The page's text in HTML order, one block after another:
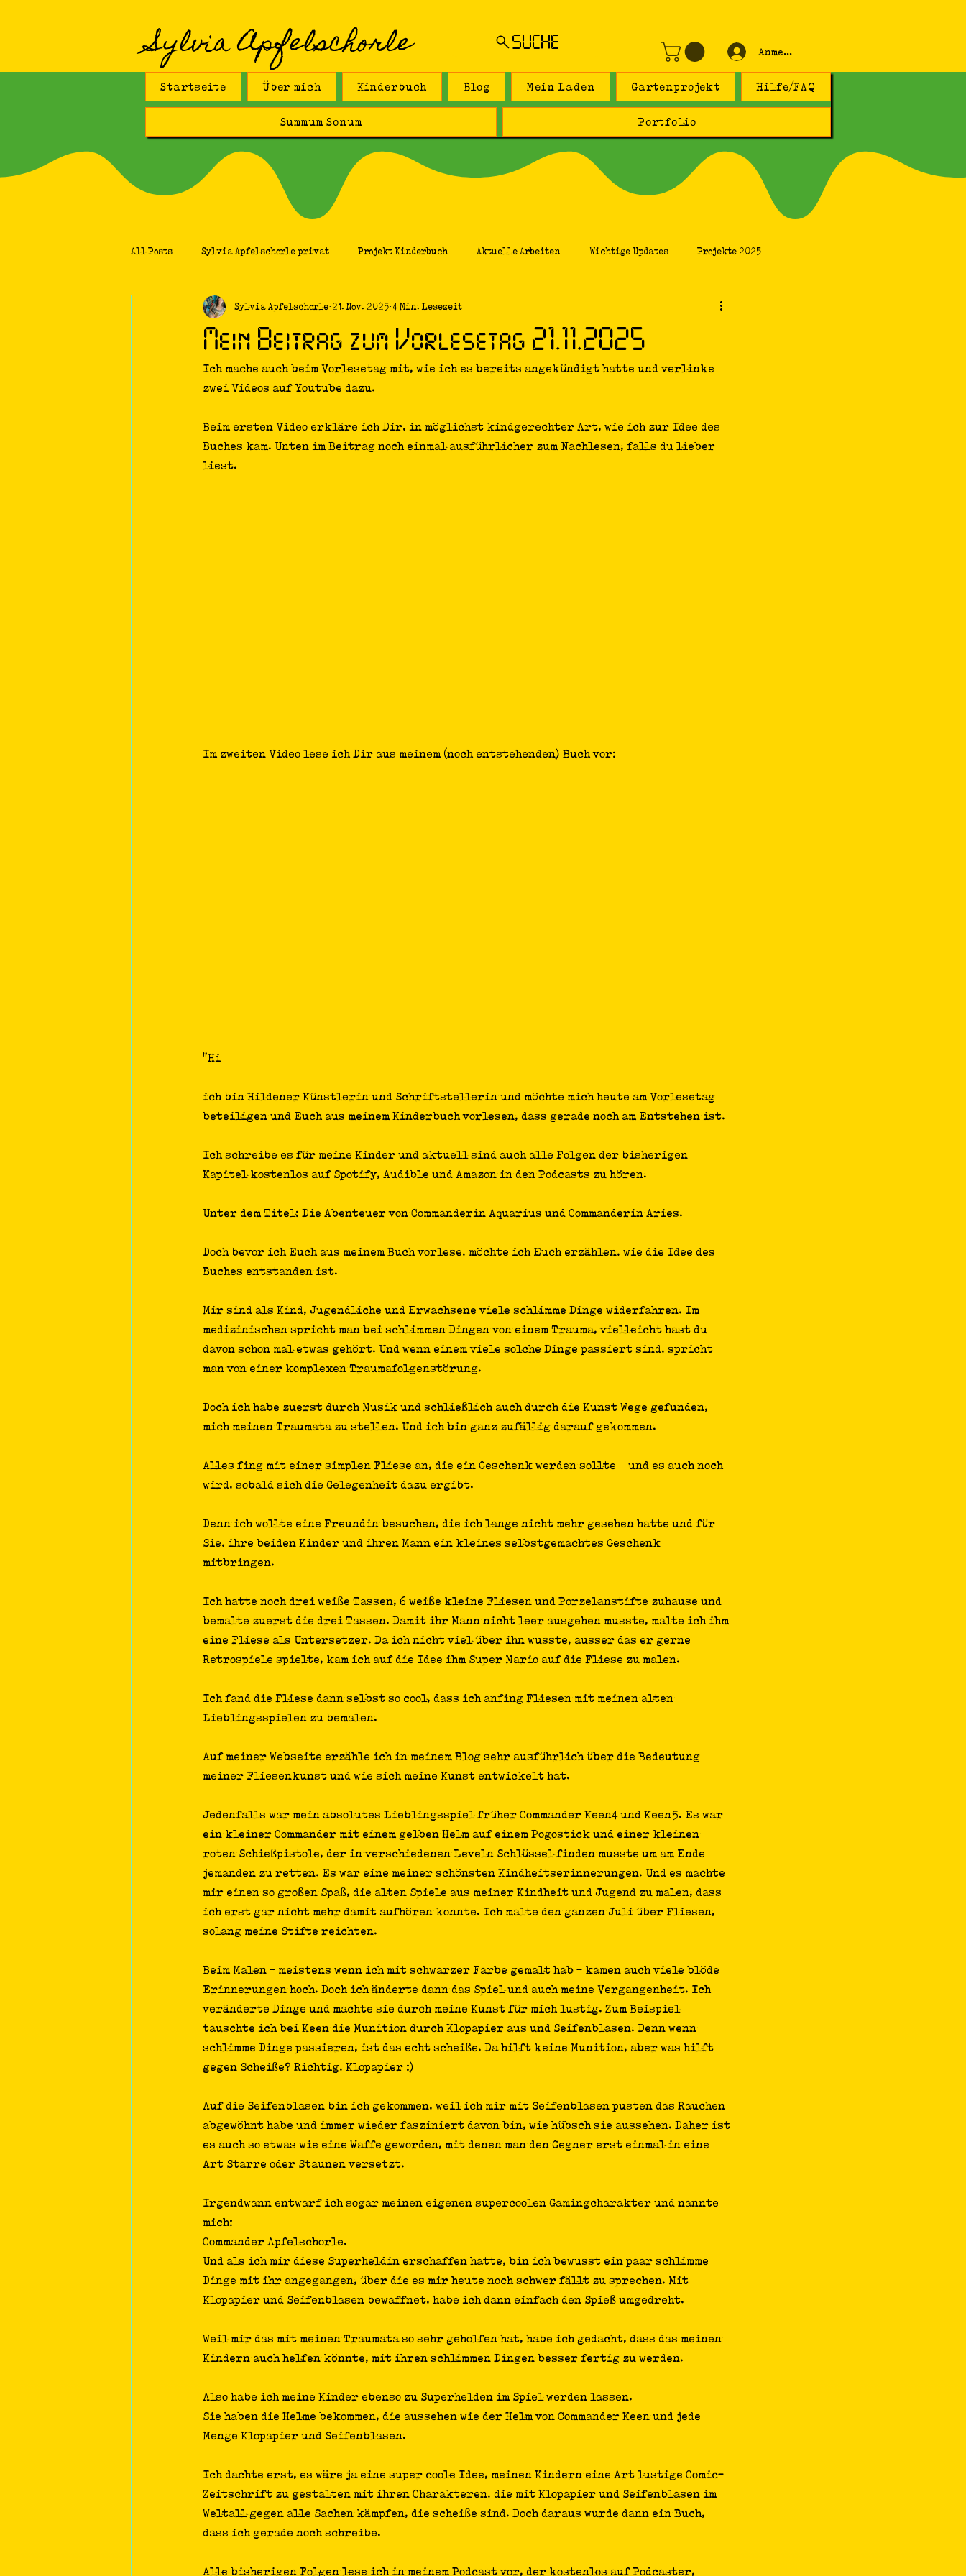
Sylvia Apfelschorle SUCHE Anmelden
All Posts Sylvia Apfelschorle privat Projekt Kinderbuch Aktuelle Arbeiten Wichtige Updates Projekte 2025
Fliesenkunst Universum Weiblichkeit Mond
Theaterprojekt Podcasts Philosophie
Mein Beitrag zum Vorlesetag 21.11.2025
Sylvia Apfelschorle 21. Nov. 2025 4 Min. Lesezeit
Ich mache auch beim Vorlesetag mit, wie ich es bereits angekündigt hatte und verlinke
zwei Videos auf Youtube dazu.
Beim ersten Video erkläre ich Dir, in möglichst kindgerechter Art, wie ich zur Idee des
Buches kam. Unten im Beitrag noch einmal ausführlicher zum Nachlesen, falls du lieber
liest.
Im zweiten Video lese ich Dir aus meinem (noch entstehenden) Buch vor:
"Hi
ich bin Hildener Künstlerin und Schriftstellerin und möchte mich heute am Vorlesetag
beteiligen und Euch aus meinem Kinderbuch vorlesen, dass gerade noch am Entstehen ist.
Ich schreibe es für meine Kinder und aktuell sind auch alle Folgen der bisherigen
Kapitel kostenlos auf Spotify, Audible und Amazon in den Podcasts zu hören.
Unter dem Titel: Die Abenteuer von Commanderin Aquarius und Commanderin Aries.
Doch bevor ich Euch aus meinem Buch vorlese, möchte ich Euch erzählen, wie die Idee des
Buches entstanden ist.
Mir sind als Kind, Jugendliche und Erwachsene viele schlimme Dinge widerfahren. Im
medizinischen spricht man bei schlimmen Dingen von einem Trauma, vielleicht hast du
davon schon mal etwas gehört. Und wenn einem viele solche Dinge passiert sind, spricht
man von einer komplexen Traumafolgenstörung.
Doch ich habe zuerst durch Musik und schließlich auch durch die Kunst Wege gefunden,
mich meinen Traumata zu stellen. Und ich bin ganz zufällig darauf gekommen.
Alles fing mit einer simplen Fliese an, die ein Geschenk werden sollte – und es auch noch
wird, sobald sich die Gelegenheit dazu ergibt.
Denn ich wollte eine Freundin besuchen, die ich lange nicht mehr gesehen hatte und für
Sie, ihre beiden Kinder und ihren Mann ein kleines selbstgemachtes Geschenk
mitbringen.
Ich hatte noch drei weiße Tassen, 6 weiße kleine Fliesen und Porzelanstifte zuhause und
bemalte zuerst die drei Tassen. Damit ihr Mann nicht leer ausgehen musste, malte ich ihm
eine Fliese als Untersetzer. Da ich nicht viel über ihn wusste, ausser das er gerne
Retrospiele spielte, kam ich auf die Idee ihm Super Mario auf die Fliese zu malen.
Ich fand die Fliese dann selbst so cool, dass ich anfing Fliesen mit meinen alten
Lieblingsspielen zu bemalen.
Auf meiner Webseite erzähle ich in meinem Blog sehr ausführlich über die Bedeutung
meiner Fliesenkunst und wie sich meine Kunst entwickelt hat.
Jedenfalls war mein absolutes Lieblingsspiel früher Commander Keen4 und Keen5. Es war
ein kleiner Commander mit einem gelben Helm auf einem Pogostick und einer kleinen
roten Schießpistole, der in verschiedenen Leveln Schlüssel finden musste um am Ende
jemanden zu retten. Es war eine meiner schönsten Kindheitserinnerungen. Und es machte
mir einen so großen Spaß, die alten Spiele aus meiner Kindheit und Jugend zu malen, dass
ich erst gar nicht mehr damit aufhören konnte. Ich malte den ganzen Juli über Fliesen,
solang meine Stifte reichten.
Beim Malen - meistens wenn ich mit schwarzer Farbe gemalt hab - kamen auch viele blöde
Erinnerungen hoch. Doch ich änderte dann das Spiel und auch meine Vergangenheit. Ich
veränderte Dinge und machte sie durch meine Kunst für mich lustig. Zum Beispiel
tauschte ich bei Keen die Munition durch Klopapier aus und Seifenblasen. Denn wenn
schlimme Dinge passieren, ist das echt scheiße. Da hilft keine Munition, aber was hilft
gegen Scheiße? Richtig, Klopapier :)
Auf die Seifenblasen bin ich gekommen, weil ich mir mit Seifenblasen pusten das Rauchen
abgewöhnt habe und immer wieder fasziniert davon bin, wie hübsch sie aussehen. Daher ist
es auch so etwas wie eine Waffe geworden, mit denen man den Gegner erst einmal in eine
Art Starre oder Staunen versetzt.
Irgendwann entwarf ich sogar meinen eigenen supercoolen Gamingcharakter und nannte
mich:
Commander Apfelschorle.
Und als ich mir diese Superheldin erschaffen hatte, bin ich bewusst ein paar schlimme
Dinge mit ihr angegangen, über die es mir heute noch schwer fällt zu sprechen. Mit
Klopapier und Seifenblasen bewaffnet, habe ich dann einfach den Spieß umgedreht.
Weil mir das mit meinen Traumata so sehr geholfen hat, habe ich gedacht, dass das meinen
Kindern auch helfen könnte, mit ihren schlimmen Dingen besser fertig zu werden.
Also habe ich meine Kinder ebenso zu Superhelden im Spiel werden lassen.
Sie haben die Helme bekommen, die aussehen wie der Helm von Commander Keen und jede
Menge Klopapier und Seifenblasen.
Ich dachte erst, es wäre ja eine super coole Idee, meinen Kindern eine Art lustige Comic-
Zeitschrift zu gestalten mit ihren Charakteren, die mit Klopapier und Seifenblasen im
Weltall gegen alle Sachen kämpfen, die scheiße sind. Doch daraus wurde dann ein Buch,
dass ich gerade noch schreibe.
Alle bisherigen Folgen lese ich in meinem Podcast vor, der kostenlos auf Podcaster,
Startseite Über mich Kinderbuch Blog Mein Laden Gartenprojekt Hilfe/FAQ
Summum Sonum Portfolio